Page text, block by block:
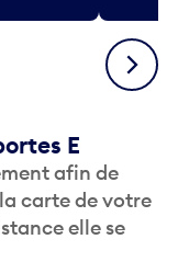
Suivant
E
afin de
carte de votre
elle se